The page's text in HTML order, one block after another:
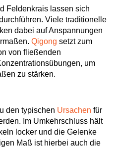
Feldenkrais lassen sich
Viele traditionelle
dabei auf Anspannungen
Qigong setzt zum
von fließenden
um
zu stärken.
den typischen Ursachen für
Im Umkehrschluss hält
locker und die Gelenke
Maß ist hierbei auch die